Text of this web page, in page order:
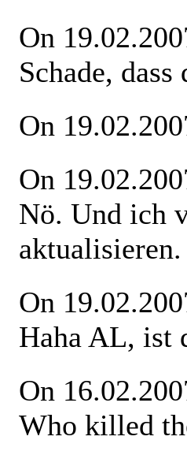
On
Schade,
On
On
Nö. Und ich
aktualisieren.
On
Haha AL, ist
On
Who killed